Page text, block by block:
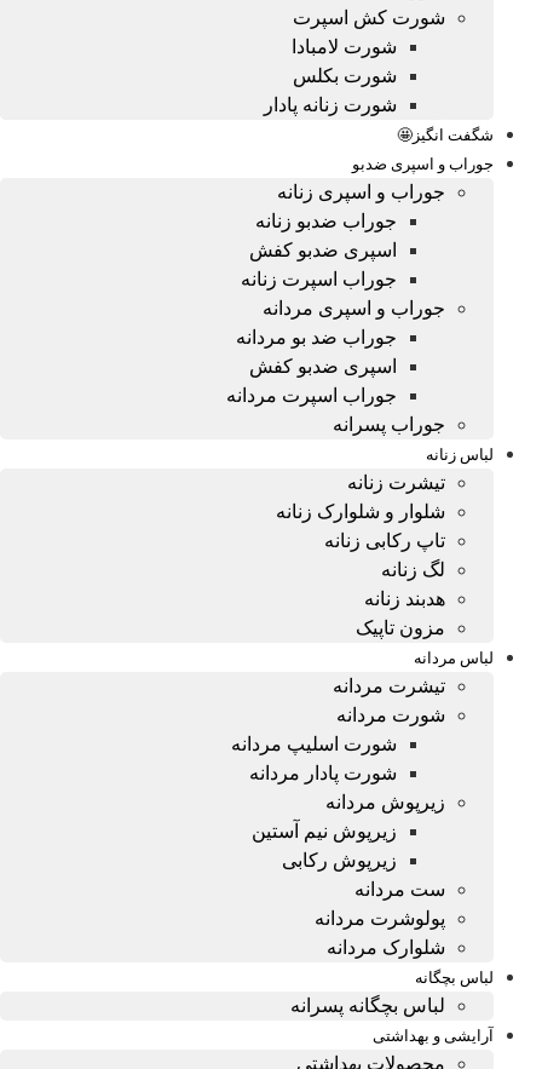
شورت کش اسپرت
شورت لامبادا
شورت بکلس
شورت زنانه پادار
شگفت انگیز🤩
جوراب و اسپری ضدبو
جوراب و اسپری زنانه
جوراب ضدبو زنانه
اسپری ضدبو کفش
جوراب اسپرت زنانه
جوراب و اسپری مردانه
جوراب ضد بو مردانه
اسپری ضدبو کفش
جوراب اسپرت مردانه
جوراب پسرانه
لباس زنانه
تیشرت زنانه
شلوار و شلوارک زنانه
تاپ رکابی زنانه
لگ زنانه
هدبند زنانه
مزون تاپیک
لباس مردانه
تیشرت مردانه
شورت مردانه
شورت اسلیپ مردانه
شورت پادار مردانه
زیرپوش مردانه
زیرپوش نیم آستین
زیرپوش رکابی
ست مردانه
پولوشرت مردانه
شلوارک مردانه
لباس بچگانه
لباس بچگانه پسرانه
آرایشی و بهداشتی
محصولات بهداشتی